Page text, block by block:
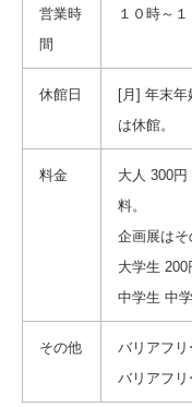
営業時
間
１０時～
休館日
[月] 年末年
は休館。
料金
大人 300
料。
企画展はそ
大学生 200
中学生 中
その他
バリアフ
バリアフ